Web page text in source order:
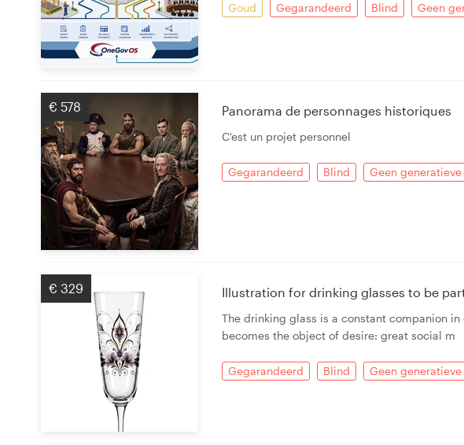
Goud Gegarandeerd Blind Geen
€ 578 Panorama de personnages historiques
C'est un projet personnel
Gegarandeerd Blind Geen
€ 329 Illustration for drinking glasses to be
The drinking glass is a constant companion
becomes the object of desire: great social m
Gegarandeerd Blind Geen